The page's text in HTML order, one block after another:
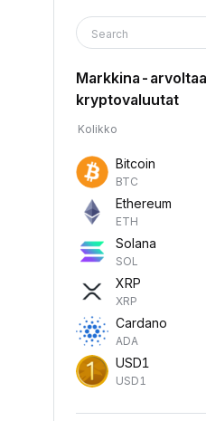
Search
Markkina-
kryptovaluutat
Kolikko
Bitcoin
BTC
Ethereum
ETH
Solana
SOL
XRP
XRP
Cardano
ADA
USD1
USD1